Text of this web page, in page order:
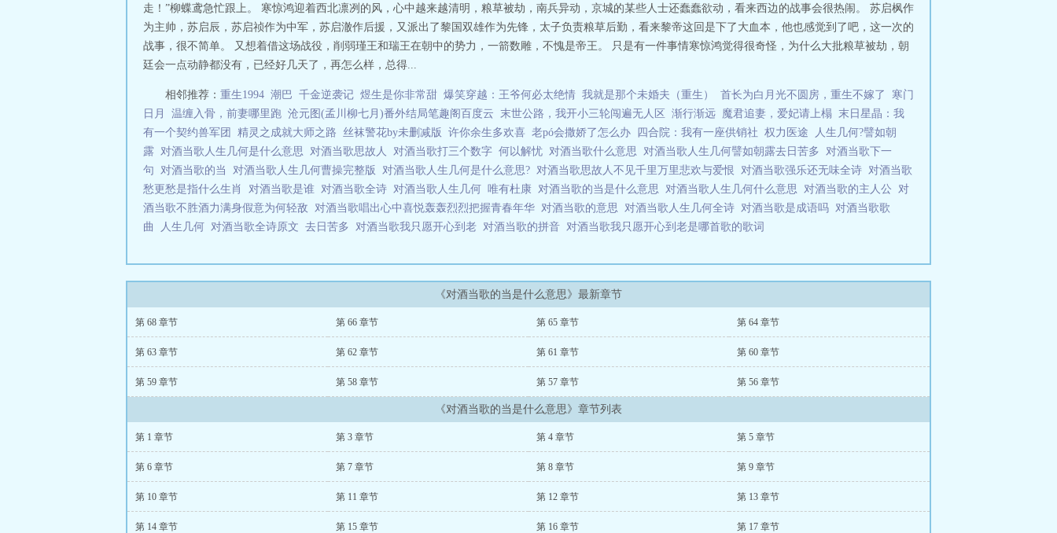
走！”柳蝶鸢急忙跟上。 寒惊鸿迎着西北凛冽的风，心中越来越清明，粮草被劫，南兵异动，京城的某些人士还蠢蠢欲动，看来西边的战事会很热闹。 苏启枫作
为主帅，苏启辰，苏启祯作为中军，苏启澈作后援，又派出了黎国双雄作为先锋，太子负责粮草后勤，看来黎帝这回是下了大血本，他也感觉到了吧，这一次的
战事，很不简单。 又想着借这场战役，削弱瑾王和瑞王在朝中的势力，一箭数雕，不愧是帝王。 只是有一件事情寒惊鸿觉得很奇怪，为什么大批粮草被劫，朝
廷会一点动静都没有，已经好几天了，再怎么样，总得...
相邻推荐： 重生1994 潮巴 千金逆袭记 煜生是你非常甜 爆笑穿越：王爷何必太绝情 我就是那个未婚夫（重生） 首长为白月光不圆房，重生不嫁了
寒门
日月
温缠入骨，前妻哪里跑 沧元图(孟川柳七月)番外结局笔趣阁百度云 末世公路，我开小三轮闯遍无人区 渐行渐远 魔君追妻，爱妃请上榻 末日星晶：我
有一个契约兽军团
精灵之成就大师之路 丝袜警花by未删减版 许你余生多欢喜 老pó会撒娇了怎么办 四合院：我有一座供销社 权力医途
人生几何?譬如朝
露 对酒当歌人生几何是什么意思 对酒当歌思故人 对酒当歌打三个数字 何以解忧 对酒当歌什么意思 对酒当歌人生几何譬如朝露去日苦多 对酒当歌下一
句 对酒当歌的当 对酒当歌人生几何曹操完整版 对酒当歌人生几何是什么意思? 对酒当歌思故人不见千里万里悲欢与爱恨 对酒当歌强乐还无味全诗 对酒当歌
愁更愁是指什么生肖 对酒当歌是谁 对酒当歌全诗 对酒当歌人生几何 唯有杜康 对酒当歌的当是什么意思 对酒当歌人生几何什么意思 对酒当歌的主人公 对
酒当歌不胜酒力满身假意为何轻敌 对酒当歌唱出心中喜悦轰轰烈烈把握青春年华 对酒当歌的意思 对酒当歌人生几何全诗 对酒当歌是成语吗 对酒当歌歌
曲
人生几何 对酒当歌全诗原文 去日苦多 对酒当歌我只愿开心到老 对酒当歌的拼音 对酒当歌我只愿开心到老是哪首歌的歌词
《对酒当歌的当是什么意思》最新章节
第 68 章节 第 66 章节 第 65 章节 第 64 章节
第 63 章节 第 62 章节 第 61 章节 第 60 章节
第 59 章节 第 58 章节 第 57 章节 第 56 章节
《对酒当歌的当是什么意思》章节列表
第 1 章节 第 3 章节 第 4 章节 第 5 章节
第 6 章节 第 7 章节 第 8 章节 第 9 章节
第 10 章节 第 11 章节 第 12 章节 第 13 章节
第 14 章节 第 15 章节 第 16 章节 第 17 章节